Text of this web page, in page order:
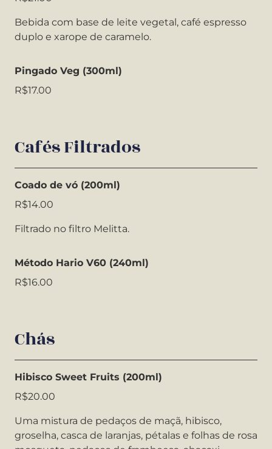
Bebida com base de leite vegetal, café espresso
duplo e xarope de caramelo.
Pingado Veg (300ml)
R$17.00
Cafés Filtrados
Coado de vó (200ml)
R$14.00
Filtrado no filtro Melitta.
Método Hario V60 (240ml)
R$16.00
Chás
Hibisco Sweet Fruits (200ml)
R$20.00
Uma mistura de pedaços de maçã, hibisco,
groselha, casca de laranjas, pétalas e folhas de rosa